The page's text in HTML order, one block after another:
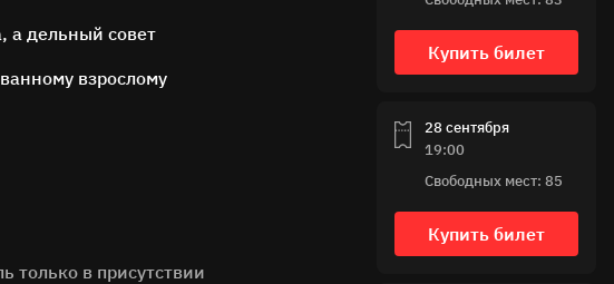
а дельный совет
взрослому
только в присутствии
Купить билет
28 сентября
19:00
Свободных мест: 85
Купить билет